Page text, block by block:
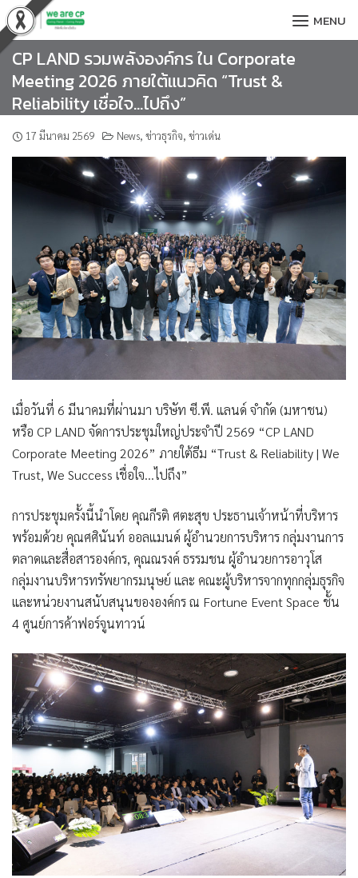
Skip
to
content
MENU
CP LAND รวมพลังองค์กร ใน Corporate
Meeting 2026 ภายใต้แนวคิด “Trust &
Reliability เชื่อใจ…ไปถึง”
17 มีนาคม 2569 News, ข่าวธุรกิจ, ข่าวเด่น
เมื่อวันที่ 6 มีนาคมที่ผ่านมา บริษัท ซี.พี. แลนด์ จำกัด (มหาชน)
หรือ CP LAND จัดการประชุมใหญ่ประจำปี 2569 “CP LAND
Corporate Meeting 2026” ภายใต้ธีม “Trust & Reliability | We
Trust, We Success เชื่อใจ…ไปถึง”
การประชุมครั้งนี้นำโดย คุณกีรติ ศตะสุข ประธานเจ้าหน้าที่บริหาร
พร้อมด้วย คุณศศินันท์ ออลแมนด์ ผู้อำนวยการบริหาร กลุ่มงานการ
ตลาดและสื่อสารองค์กร, คุณณรงค์ ธรรมชน ผู้อำนวยการอาวุโส
กลุ่มงานบริหารทรัพยากรมนุษย์ และ คณะผู้บริหารจากทุกกลุ่มธุรกิจ
และหน่วยงานสนับสนุนขององค์กร ณ Fortune Event Space ชั้น
4 ศูนย์การค้าฟอร์จูนทาวน์